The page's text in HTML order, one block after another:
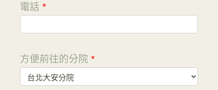
電話 *
方便前往的分院 *